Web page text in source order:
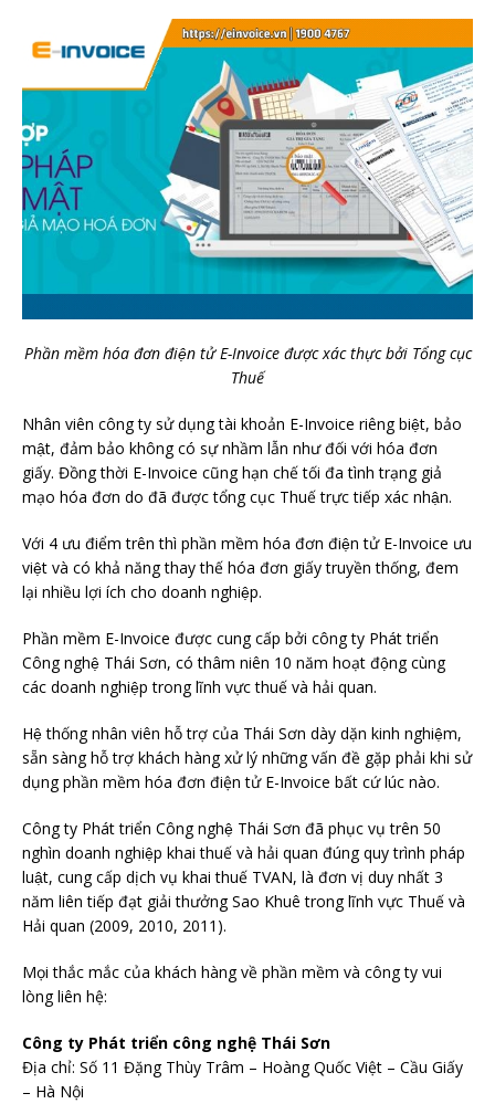
Phần mềm hóa đơn điện tử E-Invoice được xác thực bởi Tổng cục
Thuế
Nhân viên công ty sử dụng tài khoản E-Invoice riêng biệt, bảo
mật, đảm bảo không có sự nhầm lẫn như đối với hóa đơn
giấy. Đồng thời E-Invoice cũng hạn chế tối đa tình trạng giả
mạo hóa đơn do đã được tổng cục Thuế trực tiếp xác nhận.
Với 4 ưu điểm trên thì phần mềm hóa đơn điện tử E-Invoice ưu
việt và có khả năng thay thế hóa đơn giấy truyền thống, đem
lại nhiều lợi ích cho doanh nghiệp.
Phần mềm E-Invoice được cung cấp bởi công ty Phát triển
Công nghệ Thái Sơn, có thâm niên 10 năm hoạt động cùng
các doanh nghiệp trong lĩnh vực thuế và hải quan.
Hệ thống nhân viên hỗ trợ của Thái Sơn dày dặn kinh nghiệm,
sẵn sàng hỗ trợ khách hàng xử lý những vấn đề gặp phải khi sử
dụng phần mềm hóa đơn điện tử E-Invoice bất cứ lúc nào.
Công ty Phát triển Công nghệ Thái Sơn đã phục vụ trên 50
nghìn doanh nghiệp khai thuế và hải quan đúng quy trình pháp
luật, cung cấp dịch vụ khai thuế TVAN, là đơn vị duy nhất 3
năm liên tiếp đạt giải thưởng Sao Khuê trong lĩnh vực Thuế và
Hải quan (2009, 2010, 2011).
Mọi thắc mắc của khách hàng về phần mềm và công ty vui
lòng liên hệ:
Công ty Phát triển công nghệ Thái Sơn
Địa chỉ: Số 11 Đặng Thùy Trâm – Hoàng Quốc Việt – Cầu Giấy
– Hà Nội